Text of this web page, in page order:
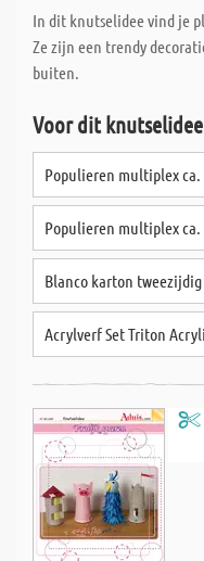
In dit knutselidee vind je
Ze zijn een trendy
buiten.
Voor dit
Populieren multiplex ca.
Populieren multiplex ca.
Blanco karton tweezijdig
Acrylverf Set Triton